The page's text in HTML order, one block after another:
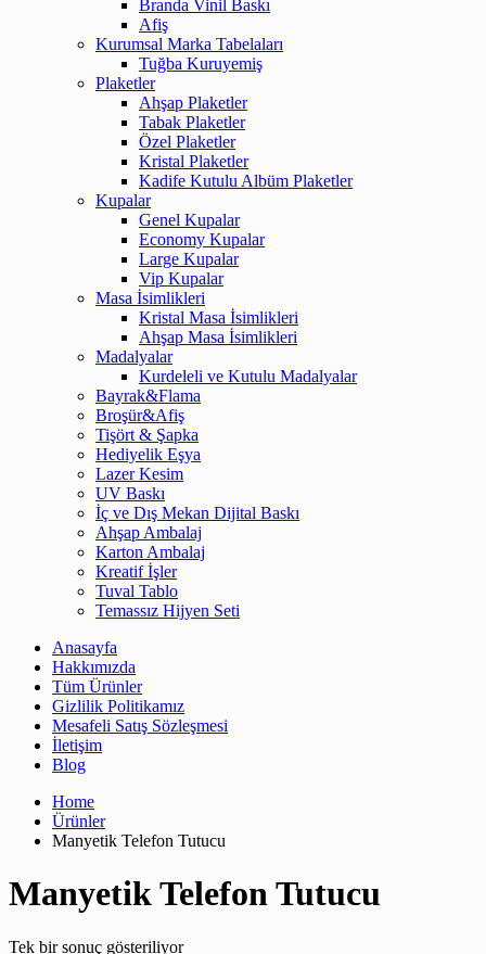
Branda Vinil Baskı
Afiş
Kurumsal Marka Tabelaları
Tuğba Kuruyemiş
Plaketler
Ahşap Plaketler
Tabak Plaketler
Özel Plaketler
Kristal Plaketler
Kadife Kutulu Albüm Plaketler
Kupalar
Genel Kupalar
Economy Kupalar
Large Kupalar
Vip Kupalar
Masa İsimlikleri
Kristal Masa İsimlikleri
Ahşap Masa İsimlikleri
Madalyalar
Kurdeleli ve Kutulu Madalyalar
Bayrak&Flama
Broşür&Afiş
Tişört & Şapka
Hediyelik Eşya
Lazer Kesim
UV Baskı
İç ve Dış Mekan Dijital Baskı
Ahşap Ambalaj
Karton Ambalaj
Kreatif İşler
Tuval Tablo
Temassız Hijyen Seti
Anasayfa
Hakkımızda
Tüm Ürünler
Gizlilik Politikamız
Mesafeli Satış Sözleşmesi
İletişim
Blog
Home
Ürünler
Manyetik Telefon Tutucu
Manyetik Telefon Tutucu
Tek bir sonuç gösteriliyor